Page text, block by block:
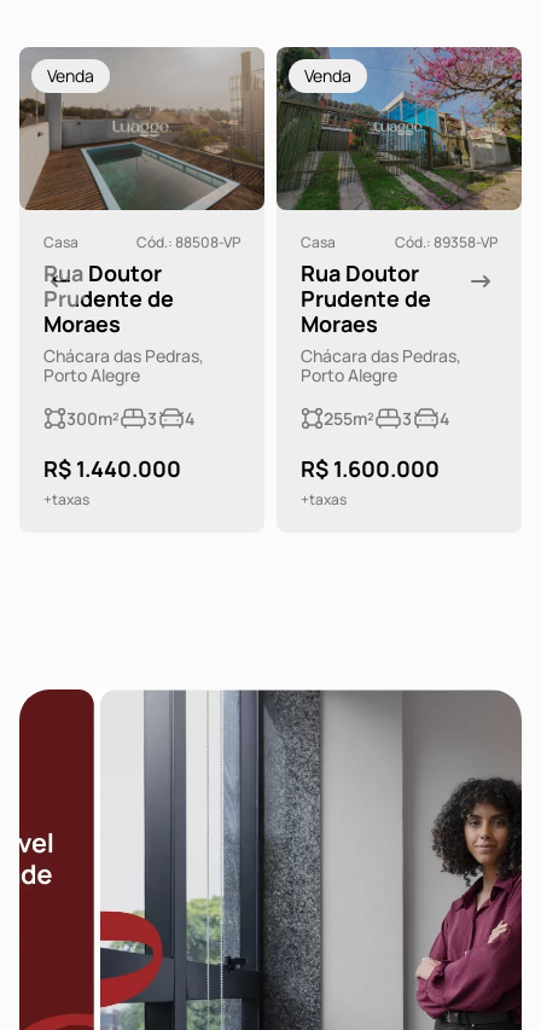
Venda
Casa Cód.: 88508-VP
Rua Doutor
Prudente de
Moraes
Chácara das Pedras,
Porto Alegre
300m²
3 4
R$ 1.440.000
+taxas
Venda
Casa Cód.: 89358-VP
Rua Doutor
Prudente de
Moraes
Chácara das Pedras,
Porto Alegre
255m²
3 4
R$ 1.600.000
+taxas